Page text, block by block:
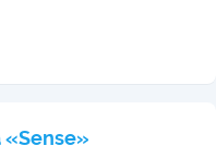
«Sense»